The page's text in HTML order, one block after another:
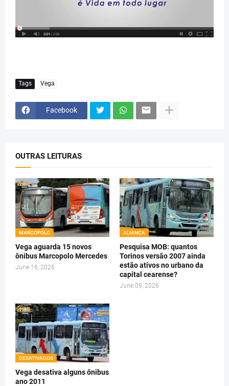
Tags Vega
Facebook
OUTRAS LEITURAS
MARCOPOLO
Vega aguarda 15 novos
ônibus Marcopolo Mercedes
June 16, 2026
ALIANÇA
Pesquisa MOB: quantos
Torinos versão 2007 ainda
estão ativos no urbano da
capital cearense?
June 09, 2026
DESATIVADOS
Vega desativa alguns ônibus
ano 2011